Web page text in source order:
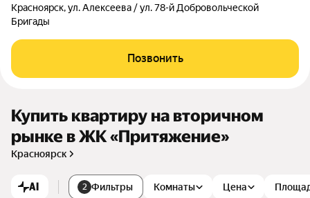
Красноярск,ул. Алексеева / ул. 78-й Добровольческой
Бригады
Позвонить
Купить квартиру на вторичном
рынке в ЖК «Притяжение»
Красноярск
AI 2 Фильтры Комнаты Цена